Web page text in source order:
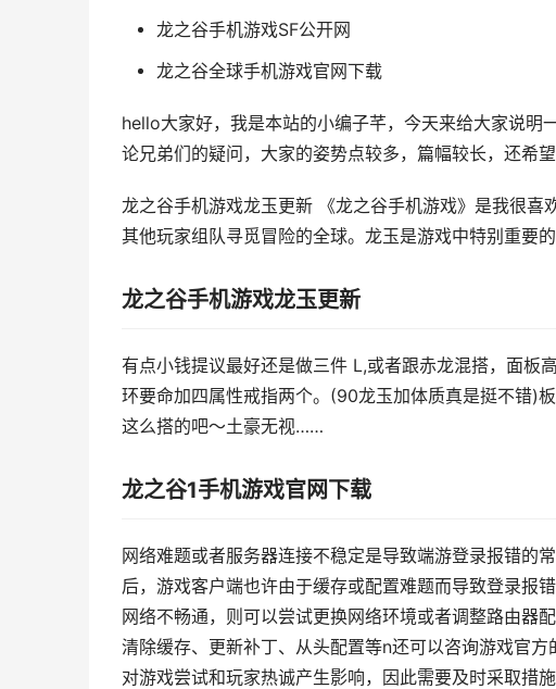
龙之谷手机游戏SF公开网
龙之谷全球手机游戏官网下载
hello大家好，我是本站的小编子芊，今天来给大家说明
论兄弟们的疑问，大家的姿势点较多，篇幅较长，还希
龙之谷手机游戏龙玉更新 《龙之谷手机游戏》是我很
其他玩家组队寻觅冒险的全球。龙玉是游戏中特别重要
龙之谷手机游戏龙玉更新
有点小钱提议最好还是做三件 L,或者跟赤龙混搭，面板
环要命加四属性戒指两个。(90龙玉加体质真是挺不错)
这么搭的吧～土豪无视……
龙之谷1手机游戏官网下载
网络难题或者服务器连接不稳定是导致端游登录报错的
后，游戏客户端也许由于缓存或配置难题而导致登录报
网络不畅通，则可以尝试更换网络环境或者调整路由器
清除缓存、更新补丁、从头配置等n还可以咨询游戏官
对游戏尝试和玩家热诚产生影响，因此需要及时采取措